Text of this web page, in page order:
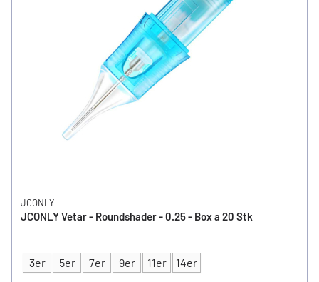
JCONLY
JCONLY Vetar - Roundshader - 0.25 - Box a 20 Stk
Typ
3er 5er 7er 9er 11er 14er